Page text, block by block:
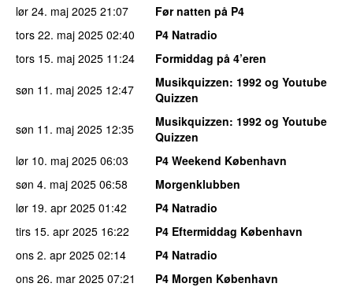
lør 24. maj 2025 21:07
Før natten på P4
tors 22. maj 2025 02:40
P4 Natradio
tors 15. maj 2025 11:24
Formiddag på 4’eren
søn 11. maj 2025 12:47 Musikquizzen: 1992 og Youtube
Quizzen
søn 11. maj 2025 12:35 Musikquizzen: 1992 og Youtube
Quizzen
lør 10. maj 2025 06:03
P4 Weekend København
søn 4. maj 2025 06:58
Morgenklubben
lør 19. apr 2025 01:42
P4 Natradio
tirs 15. apr 2025 16:22
P4 Eftermiddag København
ons 2. apr 2025 02:14
P4 Natradio
ons 26. mar 2025 07:21
P4 Morgen København